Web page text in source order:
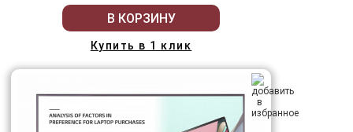
В КОРЗИНУ
Купить в 1 клик